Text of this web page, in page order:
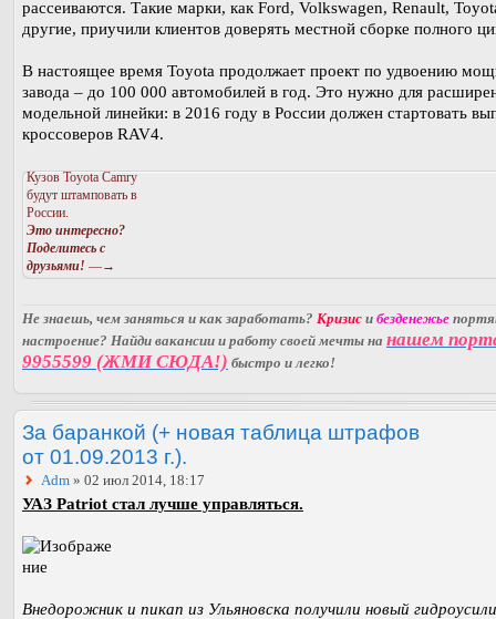
рассеиваются. Такие марки, как Ford, Volkswagen, Renault,
другие, приучили клиентов доверять местной сборке полного
В настоящее время Toyota продолжает проект по удвоению
завода – до 100 000 автомобилей в год. Это нужно для
модельной линейки: в 2016 году в России должен стартовать
кроссоверов RAV4.
Кузов Toyota Camry
будут штамповать в
России.
Это интересно?
Поделитесь с
друзьями! —→
Не знаешь, чем заняться и как заработать? Кризис и безденежье
настроение? Найди вакансии и работу своей мечты на нашем
9955599 (ЖМИ СЮДА!) быстро и легко!
За баранкой (+ новая таблица штрафов
от 01.09.2013 г.).
Adm » 02 июл 2014, 18:17
УАЗ Patriot стал лучше управляться.
Внедорожник и пикап из Ульяновска получили новый